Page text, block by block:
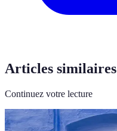
Articles similaires
Continuez votre lecture